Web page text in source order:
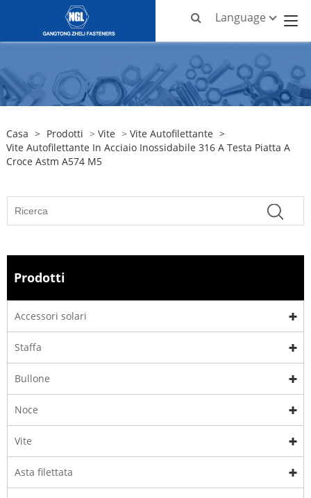
Language
Casa > Prodotti > Vite > Vite Autofilettante >
Vite Autofilettante In Acciaio Inossidabile 316 A Testa Piatta A
Croce Astm A574 M5
Prodotti
Accessori solari
Staffa
Bullone
Noce
Vite
Asta filettata